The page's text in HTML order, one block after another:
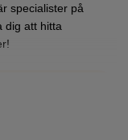
specialister på
dig att hitta
till